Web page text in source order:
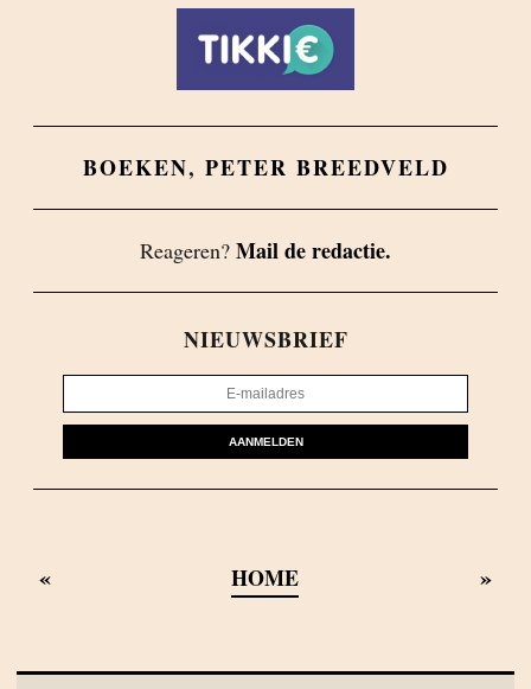
BOEKEN, PETER BREEDVELD
Reageren? Mail de redactie.
NIEUWSBRIEF
AANMELDEN
« HOME »